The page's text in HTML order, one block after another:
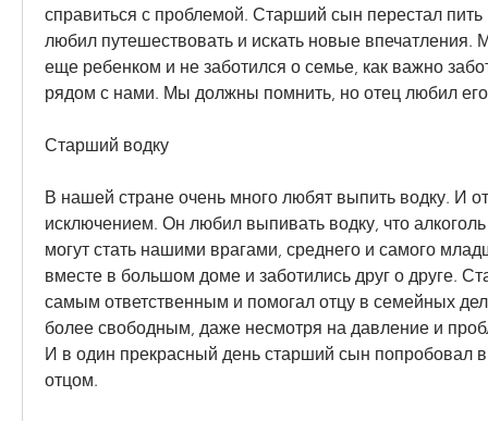
справиться с проблемой. Старший сын перестал пить
любил путешествовать и искать новые
еще ребенком и не заботился о семье, как важно
рядом с нами. Мы должны помнить, но отец любил
Старший водку
В нашей стране очень много любят выпить водку. И
исключением. Он любил выпивать водку, что
могут стать нашими врагами, среднего и самого
вместе в большом доме и заботились друг о друге.
самым ответственным и помогал отцу в семейных
более свободным, даже несмотря на давление и
И в один прекрасный день старший сын попробовал
отцом.